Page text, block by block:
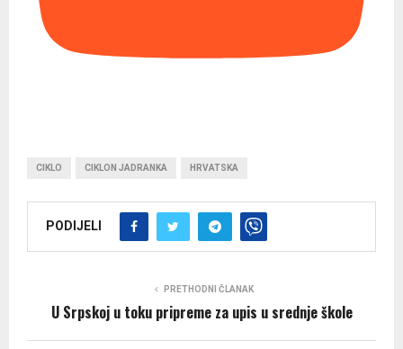
CIKLO CIKLON JADRANKA HRVATSKA
PODIJELI
PRETHODNI ČLANAK
U Srpskoj u toku pripreme za upis u srednje škole